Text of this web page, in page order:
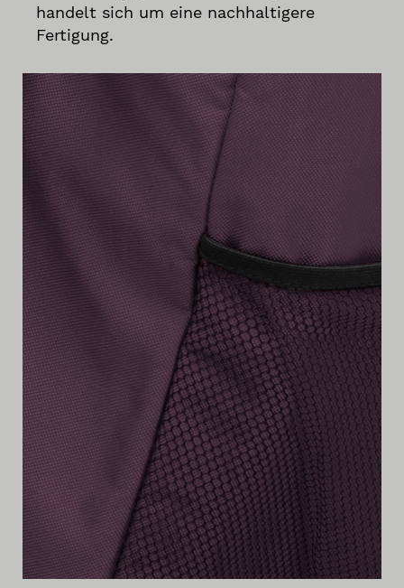
handelt sich um eine nachhaltigere
Fertigung.